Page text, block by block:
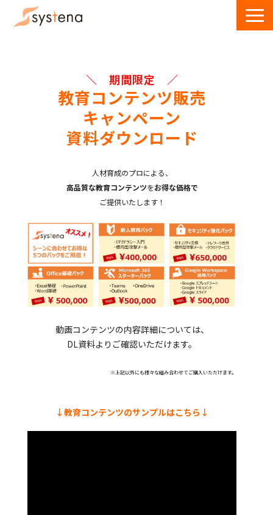
ウェビナー
お役立ち資料・記事
お問い合わせ
＼　期間限定　／
教育コンテンツ販売
キャンペーン
資料ダウンロード
人材育成のプロによる、
高品質な教育コンテンツをお得な価格で
ご提供いたします！
動画コンテンツの内容詳細については、
DL資料よりご確認いただけます。
※上記以外にも様々な組み合わせてご購入いただけます。
↓教育コンテンツのサンプルはこちら↓